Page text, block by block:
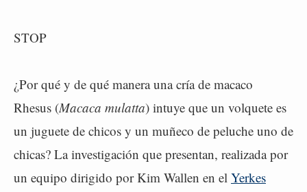
STOP
¿Por qué y de qué manera una cría de macaco
Rhesus (Macaca mulatta) intuye que un volquete es
un juguete de chicos y un muñeco de peluche uno de
chicas? La investigación que presentan, realizada por
un equipo dirigido por Kim Wallen en el Yerkes